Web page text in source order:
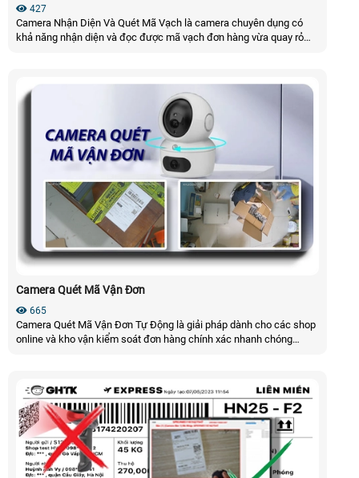
427
Camera Nhận Diện Và Quét Mã Vạch là camera chuyên dụng có
khả năng nhận diện và đọc được mã vạch đơn hàng vừa quay rỏ
phần mềm quản lý đơn hàng của An Thành Phát để dể dàng tra cứu
và trích xuất video đóng gói hoặc đơn hoàn
Camera Quét Mã Vận Đơn
665
Camera Quét Mã Vận Đơn Tự Động là giải pháp dành cho các shop
online và kho vận kiểm soát đơn hàng chính xác nhanh chóng